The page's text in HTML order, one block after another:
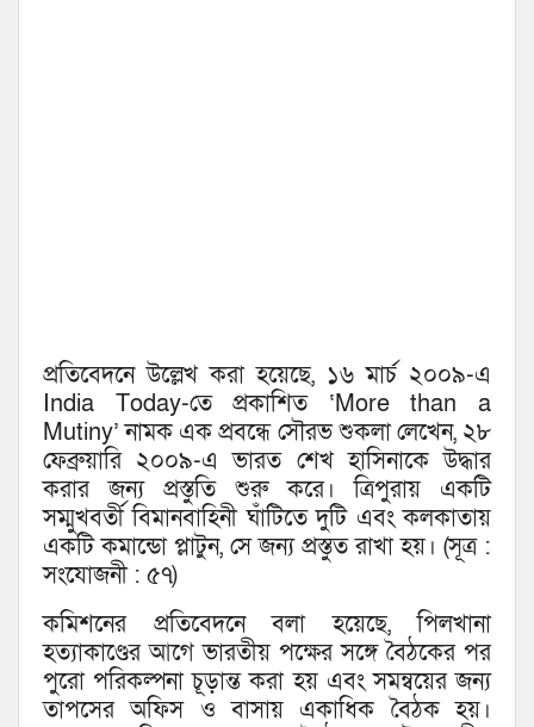
প্রতিবেদনে উল্লেখ করা হয়েছে, ১৬ মার্চ ২০০৯-এ
India Today-তে প্রকাশিত ‘More than a
Mutiny’ নামক এক প্রবন্ধে সৌরভ শুকলা লেখেন, ২৮
ফেব্রুয়ারি ২০০৯-এ ভারত শেখ হাসিনাকে উদ্ধার
করার জন্য প্রস্তুতি শুরু করে। ত্রিপুরায় একটি
সম্মুখবর্তী বিমানবাহিনী ঘাঁটিতে দুটি এবং কলকাতায়
একটি কমান্ডো প্লাটুন, সে জন্য প্রস্তুত রাখা হয়। (সূত্র :
সংযোজনী : ৫৭)
কমিশনের প্রতিবেদনে বলা হয়েছে, পিলখানা
হত্যাকাণ্ডের আগে ভারতীয় পক্ষের সঙ্গে বৈঠকের পর
পুরো পরিকল্পনা চূড়ান্ত করা হয় এবং সমন্বয়ের জন্য
তাপসের অফিস ও বাসায় একাধিক বৈঠক হয়।